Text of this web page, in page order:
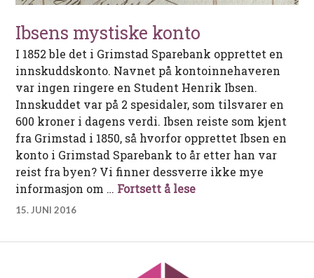
Ibsens mystiske konto
I 1852 ble det i Grimstad Sparebank opprettet en
innskuddskonto. Navnet på kontoinnehaveren
var ingen ringere en Student Henrik Ibsen.
Innskuddet var på 2 spesidaler, som tilsvarer en
600 kroner i dagens verdi. Ibsen reiste som kjent
fra Grimstad i 1850, så hvorfor opprettet Ibsen en
konto i Grimstad Sparebank to år etter han var
reist fra byen? Vi finner dessverre ikke mye
informasjon om … Fortsett å leseIbsens mystiske
15. JUNI 2016